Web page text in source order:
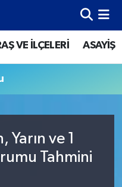
VE İLÇELERİ ASAYİŞ
ve 1
Tahmini
Eczaneler
Haritası